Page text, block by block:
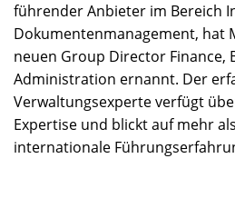
führender Anbieter im Bereich
Dokumentenmanagement, hat
neuen Group Director Finance,
Administration ernannt. Der
Verwaltungsexperte verfügt
Expertise und blickt auf mehr
internationale